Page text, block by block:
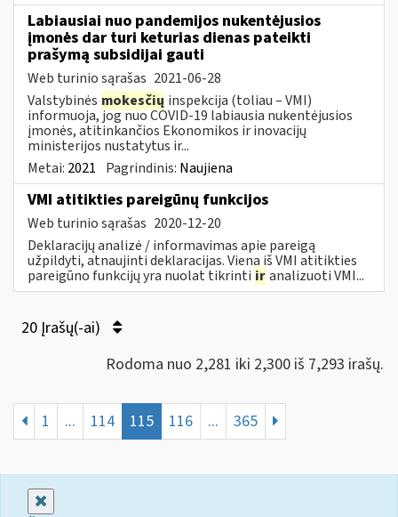
Labiausiai nuo pandemijos nukentėjusios
įmonės dar turi keturias dienas pateikti
prašymą subsidijai gauti
Web turinio sąrašas 2021-06-28
Valstybinės mokesčių inspekcija (toliau – VMI)
informuoja, jog nuo COVID-19 labiausia nukentėjusios
įmonės, atitinkančios Ekonomikos ir inovacijų
ministerijos nustatytus ir...
Metai: 2021 Pagrindinis: Naujiena
VMI atitikties pareigūnų funkcijos
Web turinio sąrašas 2020-12-20
Deklaracijų analizė / informavimas apie pareigą
užpildyti, atnaujinti deklaracijas. Viena iš VMI atitikties
pareigūno funkcijų yra nuolat tikrinti iranalizuoti VMI...
20 Įrašų(-ai)
Rodoma nuo 2,281 iki 2,300 iš 7,293 irašų.
1 ... 114 115 116 ... 365